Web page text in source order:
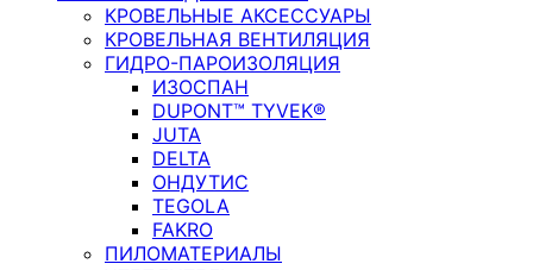
КРОВЕЛЬНЫЕ АКСЕССУАРЫ
КРОВЕЛЬНАЯ ВЕНТИЛЯЦИЯ
ГИДРО-ПАРОИЗОЛЯЦИЯ
ИЗОСПАН
DUPONT™ TYVEK®
JUTA
DELTA
ОНДУТИС
TEGOLA
FAKRO
ПИЛОМАТЕРИАЛЫ